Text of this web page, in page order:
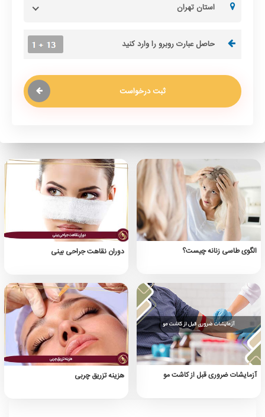
استان تهران
ثبت درخواست
الگوی طاسی زنانه چیست؟ دوران نقاهت جراحی بینی
آزمایشات ضروری قبل از کاشت مو هزینه تزریق چربی